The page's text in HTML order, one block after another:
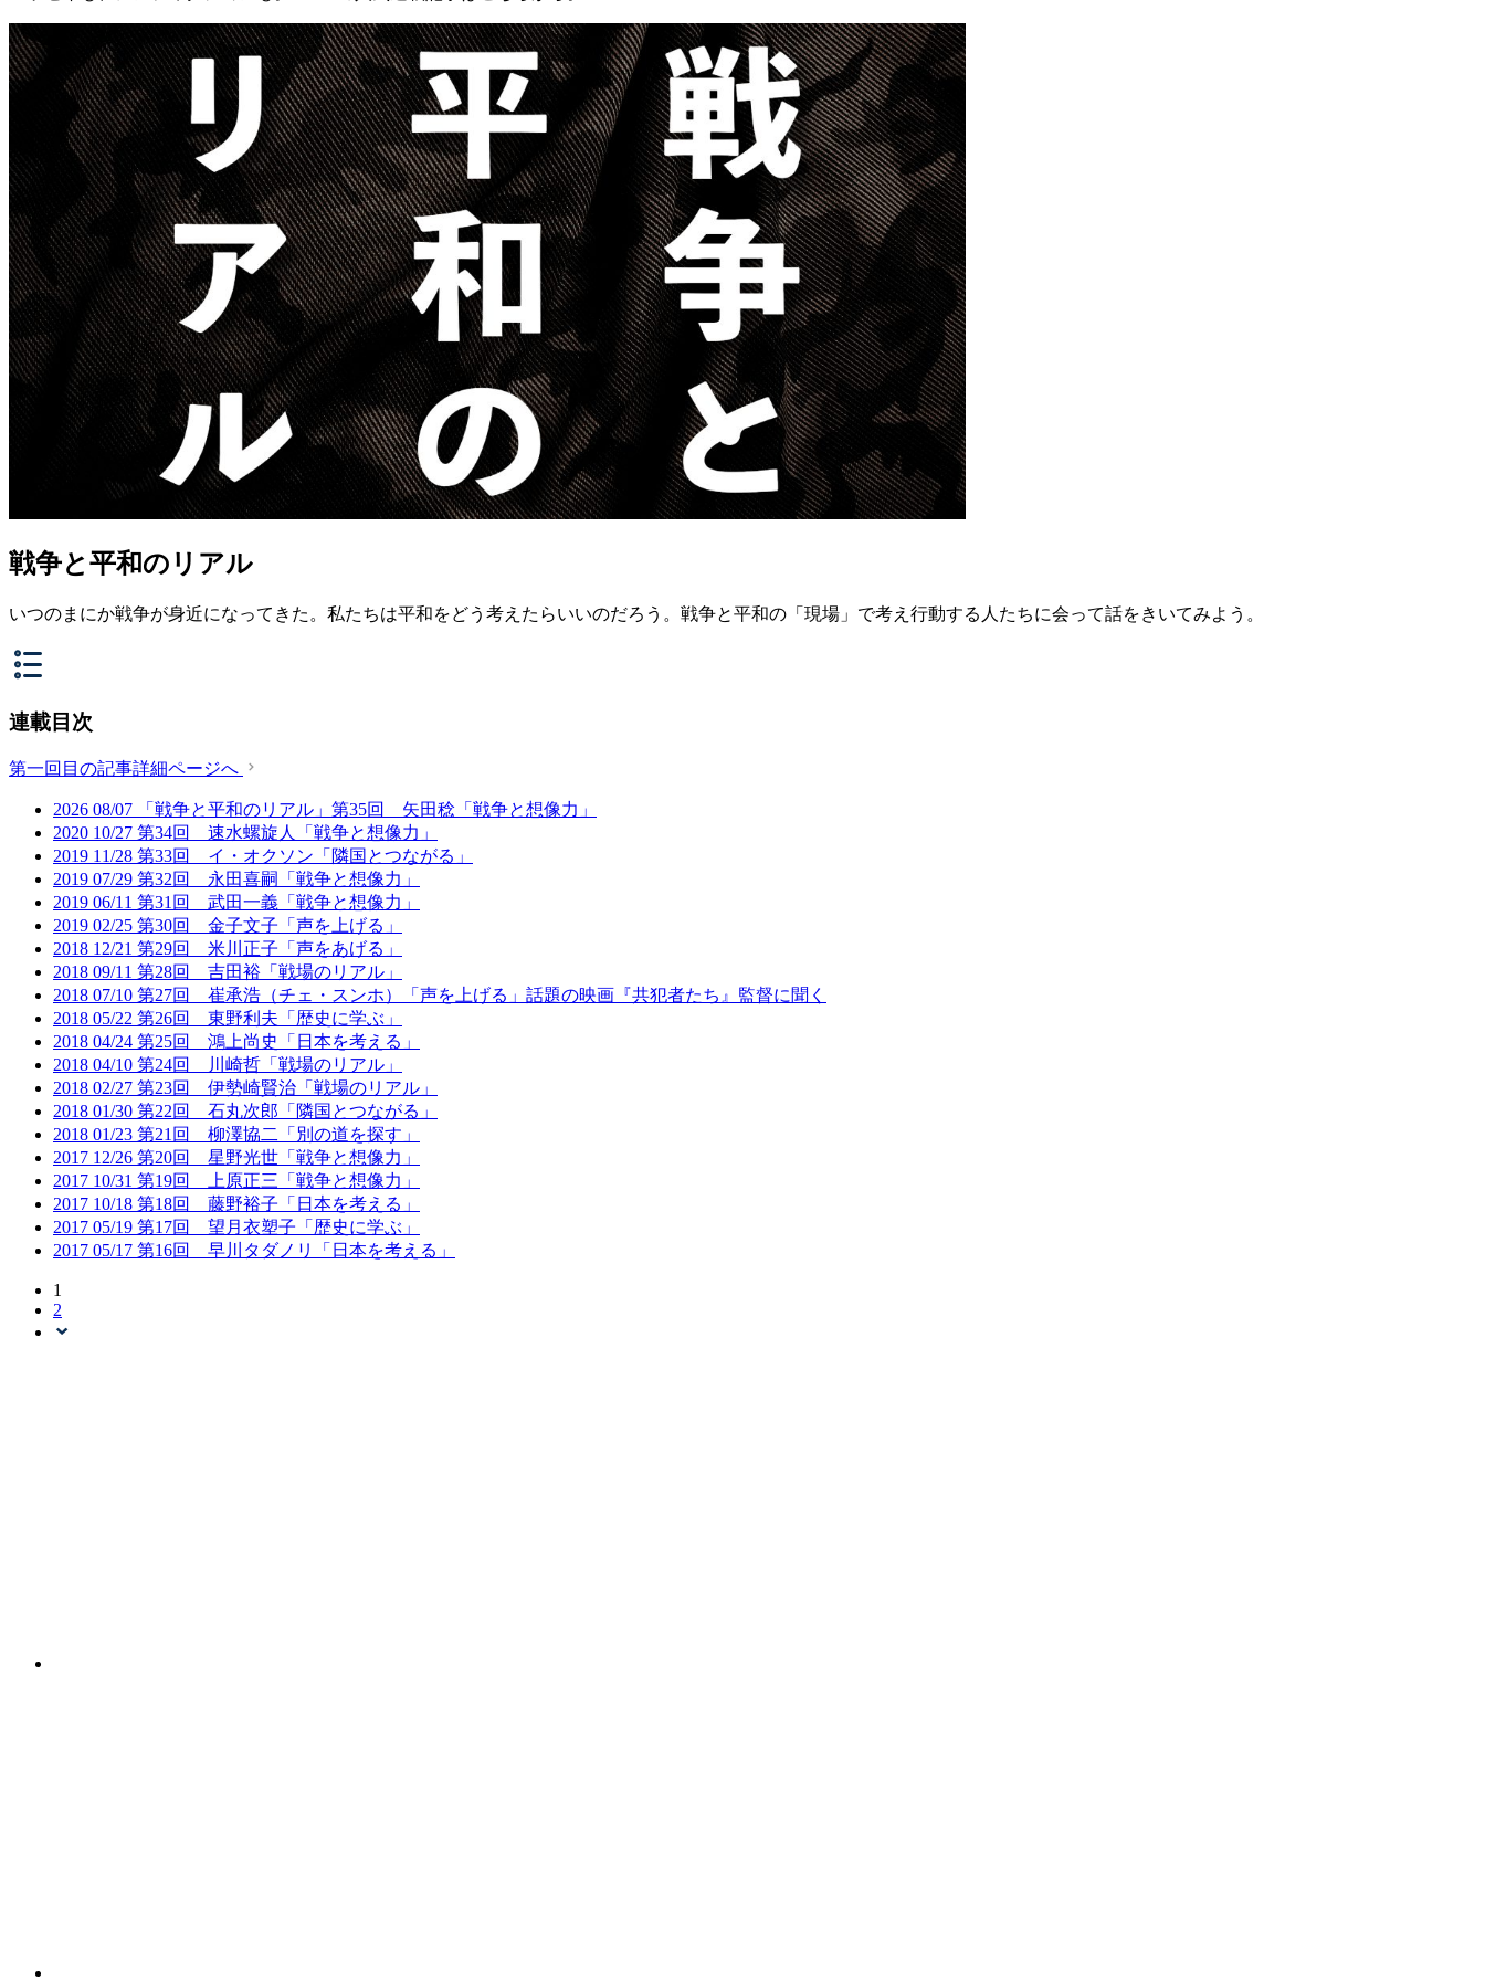
戦争と平和のリアル
いつのまにか戦争が身近になってきた。私たちは平和をどう考えたらいいのだろう。戦争と平和の「現場」で考え行動する人たちに会って話をきいてみよう。
連載目次
第一回目の記事詳細ページへ
2026 08/07
「戦争と平和のリアル」第35回 矢田稔「戦争と想像力」
2020 10/27 第34回 速水螺旋人「戦争と想像力」
2019 11/28 第33回 イ・オクソン「隣国とつながる」
2019 07/29 第32回 永田喜嗣「戦争と想像力」
2019 06/11 第31回 武田一義「戦争と想像力」
2019 02/25 第30回 金子文子「声を上げる」
2018 12/21 第29回 米川正子「声をあげる」
2018 09/11 第28回 吉田裕「戦場のリアル」
2018 07/10 第27回 崔承浩（チェ・スンホ）「声を上げる」話題の映画『共犯者たち』監督に聞く
2018 05/22 第26回 東野利夫「歴史に学ぶ」
2018 04/24 第25回 鴻上尚史「日本を考える」
2018 04/10 第24回 川崎哲「戦場のリアル」
2018 02/27 第23回 伊勢崎賢治「戦場のリアル」
2018 01/30 第22回 石丸次郎「隣国とつながる」
2018 01/23 第21回 柳澤協二「別の道を探す」
2017 12/26 第20回 星野光世「戦争と想像力」
2017 10/31 第19回 上原正三「戦争と想像力」
2017 10/18 第18回 藤野裕子「日本を考える」
2017 05/19 第17回 望月衣塑子「歴史に学ぶ」
2017 05/17 第16回 早川タダノリ「日本を考える」
1
2